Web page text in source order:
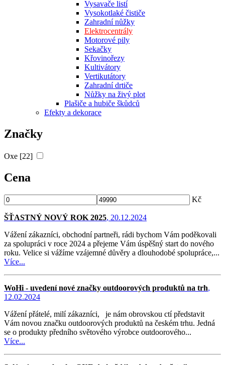
Vysavače listí
Vysokotlaké čističe
Zahradní nůžky
Elektrocentrály
Motorové pily
Sekačky
Křovinořezy
Kultivátory
Vertikutátory
Zahradní drtiče
Nůžky na živý plot
Plašiče a hubiče škůdců
Efekty a dekorace
Značky
Oxe [22]
Cena
Kč
ŠŤASTNÝ NOVÝ ROK 2025, 20.12.2024
Vážení zákazníci, obchodní partneři, rádi bychom Vám poděkovali
za spolupráci v roce 2024 a přejeme Vám úspěšný start do nového
roku. Velice si vážíme vzájemné důvěry a dlouhodobé spolupráce,...
Více...
WoHi - uvedení nové značky outdoorových produktů na trh,
12.02.2024
Vážení přátelé, milí zákazníci, je nám obrovskou ctí představit
Vám novou značku outdoorových produktů na českém trhu. Jedná
se o produkty předního světového výrobce outdoorového...
Více...